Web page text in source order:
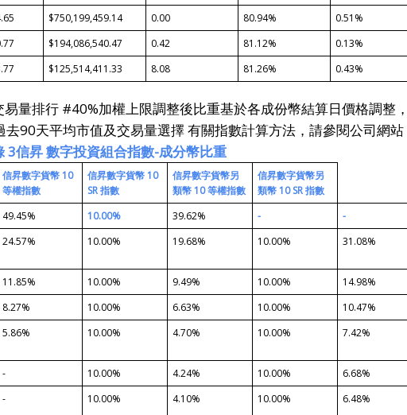
$750,199,459.14 0.00 80.94%
0.51%
$194,086,540.47 0.42 81.12%
0.13%
$125,514,411.33 8.08 81.26% 0.43%
量排行 #40%加權上限調整後比重基於各成份幣結算日價格調整
90天平均市值及交易量選擇 有關指數計算方法，請參閱公司網站
3信昇 數字投資組合指數-成分幣比重
信昇數字貨幣10
等權指數
信昇數字貨幣10
SR指數
信昇數字貨幣另
類幣10等權指數
信昇數字貨幣另
類幣10 SR指數
49.45% 10.00% 39.62% -
-
24.57% 10.00% 19.68% 10.00% 31.08%
11.85% 10.00% 9.49% 10.00%
14.98%
8.27% 10.00% 6.63% 10.00%
10.47%
5.86% 10.00% 4.70% 10.00% 7.42%
- 10.00% 4.24% 10.00%
6.68%
- 10.00% 4.10% 10.00% 6.48%